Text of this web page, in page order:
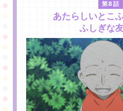
STAFF＆
第8話
あたらしいとこ
ふしぎな